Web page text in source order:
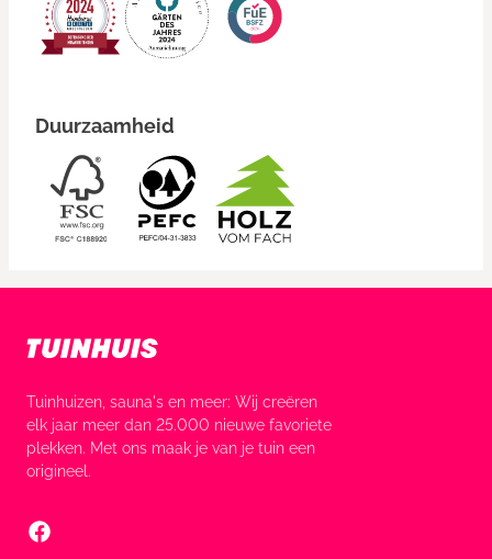
Duurzaamheid
Tuinhuizen, sauna's en meer: Wij creëren
elk jaar meer dan 25.000 nieuwe favoriete
plekken. Met ons maak je van je tuin een
origineel.